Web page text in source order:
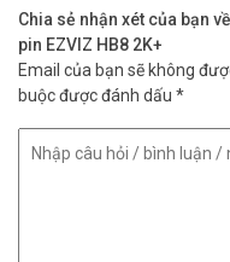
Bảo vệ tích cực
Chia sẻ nhận xét của bạn
pin EZVIZ HB8 2K+
Email của bạn sẽ không
buộc được đánh dấu *